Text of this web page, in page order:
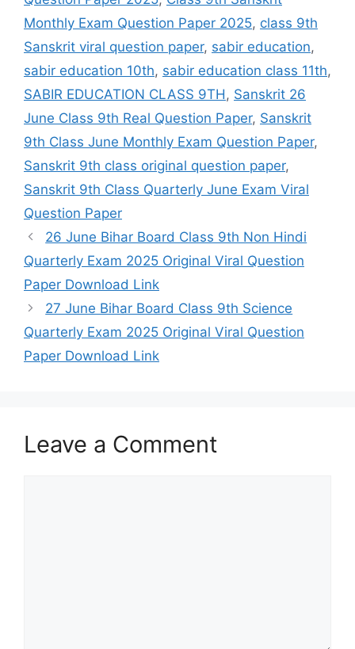
Monthly Exam Question Paper 2025, class 9th
Sanskrit viral question paper, sabir education,
sabir education 10th, sabir education class 11th,
SABIR EDUCATION CLASS 9TH , Sanskrit 26
June Class 9th Real Question Paper, Sanskrit
9th Class June Monthly Exam Question Paper,
Sanskrit 9th class original question paper,
Sanskrit 9th Class Quarterly June Exam Viral
Question Paper
26 June Bihar Board Class 9th Non Hindi
Quarterly Exam 2025 Original Viral Question
Paper Download Link
27 June Bihar Board Class 9th Science
Quarterly Exam 2025 Original Viral Question
Paper Download Link
Leave a Comment